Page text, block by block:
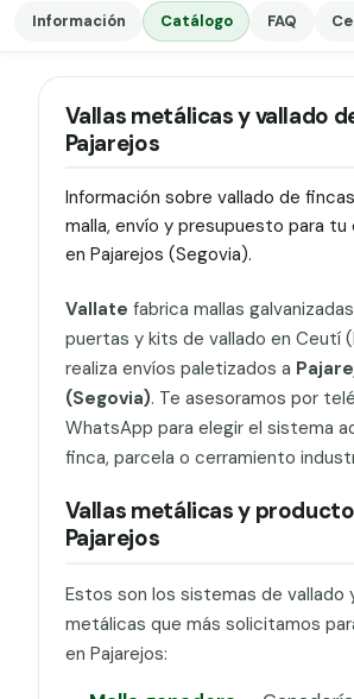
Información Catálogo FAQ
Vallas metálicas y vallado
Pajarejos
Información sobre vallado de
malla, envío y presupuesto para
en Pajarejos (Segovia).
Vallate fabrica mallas
puertas y kits de vallado en Ceutí
realiza envíos paletizados a
(Segovia). Te asesoramos por
WhatsApp para elegir el sistema
finca, parcela o cerramiento
Vallas metálicas y
Pajarejos
Estos son los sistemas de vallado
metálicas que más solicitamos
en Pajarejos: